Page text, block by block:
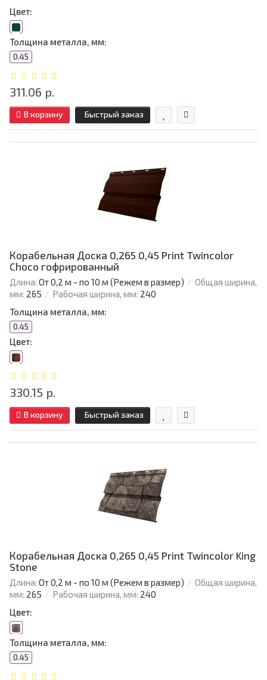
Цвет:
Толщина металла, мм:
0.45
311.06 р.
В корзину Быстрый заказ
Корабельная Доска 0,265 0,45 Print Twincolor
Choco гофрированный
Длина: От 0,2 м - по 10 м (Режем в размер)
Общая ширина,
мм: 265 Рабочая ширина, мм: 240
Толщина металла, мм:
0.45
Цвет:
330.15 р.
В корзину Быстрый заказ
Корабельная Доска 0,265 0,45 Print Twincolor King
Stone
Длина: От 0,2 м - по 10 м (Режем в размер)
Общая ширина,
мм: 265 Рабочая ширина, мм: 240
Цвет:
Толщина металла, мм:
0.45